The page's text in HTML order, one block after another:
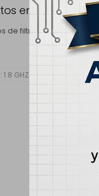
en esta
de filtrado o busca en
1.8 GHZ - 5.0 GHZ